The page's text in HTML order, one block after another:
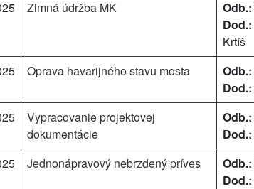
Zimná údržba MK Odb.:
Dod.:
Krtíš
Oprava havarijného stavu mosta Odb.:
Dod.:
Vypracovanie projektovej
dokumentácie
Odb.:
Dod.:
Jednonápravový nebrzdený príves Odb.:
Dod.: